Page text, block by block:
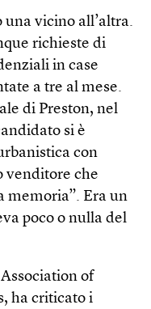
una vicino all’altra.
richieste di
in case
a tre al mese.
di Preston, nel
si è
con
venditore che
memoria”. Era un
poco o nulla del
of
ha criticato i